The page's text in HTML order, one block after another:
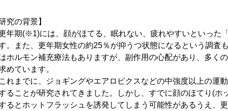
研究の背景】
年期(※1)には、顔がほてる、眠れない、疲れやすいといった
。また、更年期女性の約25％が抑うつ状態になるという調
ホルモン補充療法もありますが、副作用の心配があり、多く
めています。
れまでに、ジョギングやエアロビクスなどの中強度以上の運
ることが研究されてきました。しかし、すでに顔のほてり(ホ
るとホットフラッシュを誘発してしまう可能性があるうえ、